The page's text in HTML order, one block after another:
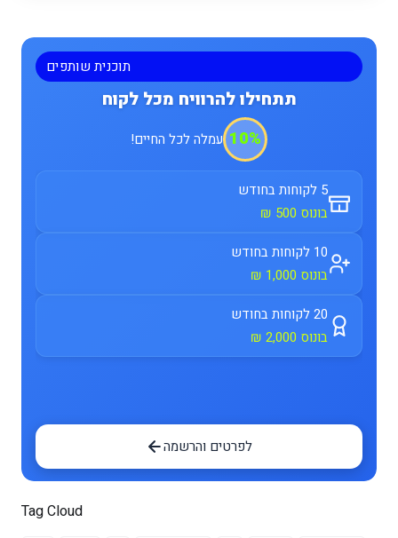
תוכנית שותפים
תתחילו להרוויח מכל לקוח
10% עמלה לכל החיים!
5 לקוחות בחודש
בונוס 500 ₪
10 לקוחות בחודש
בונוס 1,000 ₪
20 לקוחות בחודש
בונוס 2,000 ₪
לפרטים והרשמה
Tag Cloud